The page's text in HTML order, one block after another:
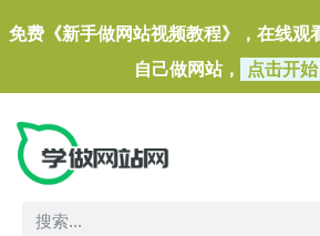
免费《新手做网站视频教程》，在线观
自己做网站，
点击开始